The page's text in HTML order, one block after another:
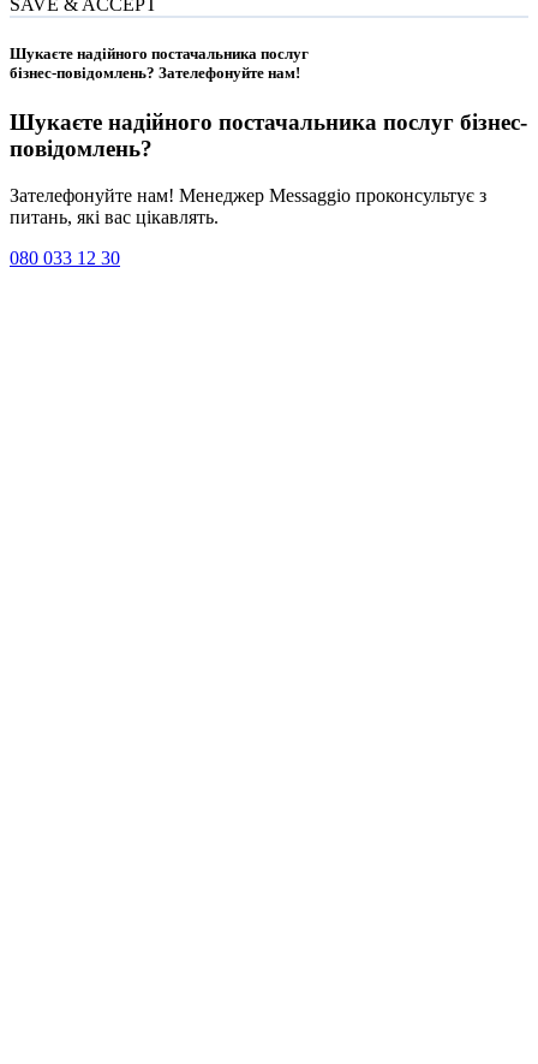
SAVE & ACCEPT
Шукаєте надійного постачальника послуг
бізнес-повідомлень? Зателефонуйте нам!
Шукаєте надійного постачальника послуг бізнес-
повідомлень?
Зателефонуйте нам! Менеджер Messaggio проконсультує з
питань, які вас цікавлять.
080 033 12 30